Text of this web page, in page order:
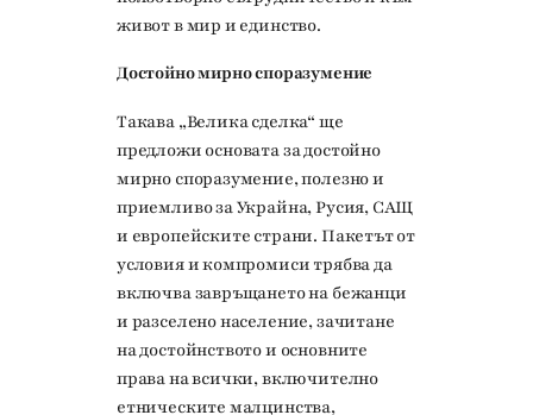
живот в мир и единство.
Достойно мирно споразумение
Такава „Велика сделка“ ще
предложи основата за достойно
мирно споразумение, полезно и
приемливо за Украйна, Русия, САЩ
и европейските страни. Пакетът от
условия и компромиси трябва да
включва завръщането на бежанци
и разселено население, зачитане
на достойнството и основните
права на всички, включително
етническите малцинства,